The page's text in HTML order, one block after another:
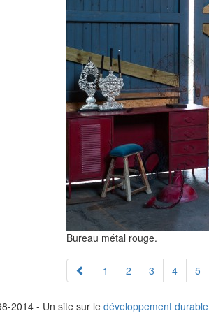
Bureau métal rouge.
1 2 3 4 5
2014 - Un site sur le développement durable